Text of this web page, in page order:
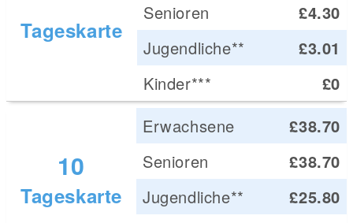
Tageskarte
Senioren
£4.30
Jugendliche**
£3.01
Kinder***
£0
10
Tageskarte
Erwachsene
£38.70
Senioren
£38.70
Jugendliche**
£25.80